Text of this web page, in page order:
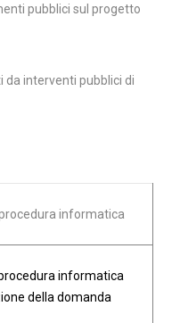
pubblici sul progetto
da interventi pubblici di
informatica
informatica
della domanda